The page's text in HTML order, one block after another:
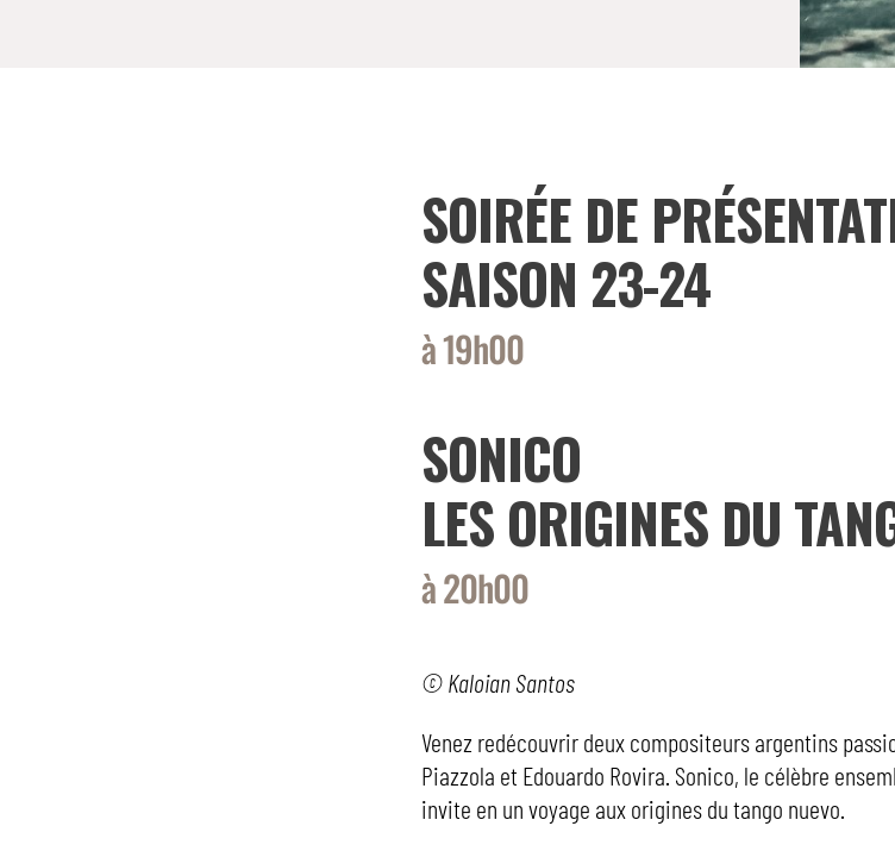
SOIRÉE DE
SAISON 23-24
à 19h00
SONICO
LES ORIGINES DU
à 20h00
© Kaloian Santos
Venez redécouvrir deux compositeurs argentins
Piazzola et Edouardo Rovira. Sonico, le célèbre
invite en un voyage aux origines du tango nuevo.